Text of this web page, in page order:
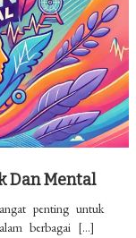
Dan Mental
penting untuk
berbagai […]